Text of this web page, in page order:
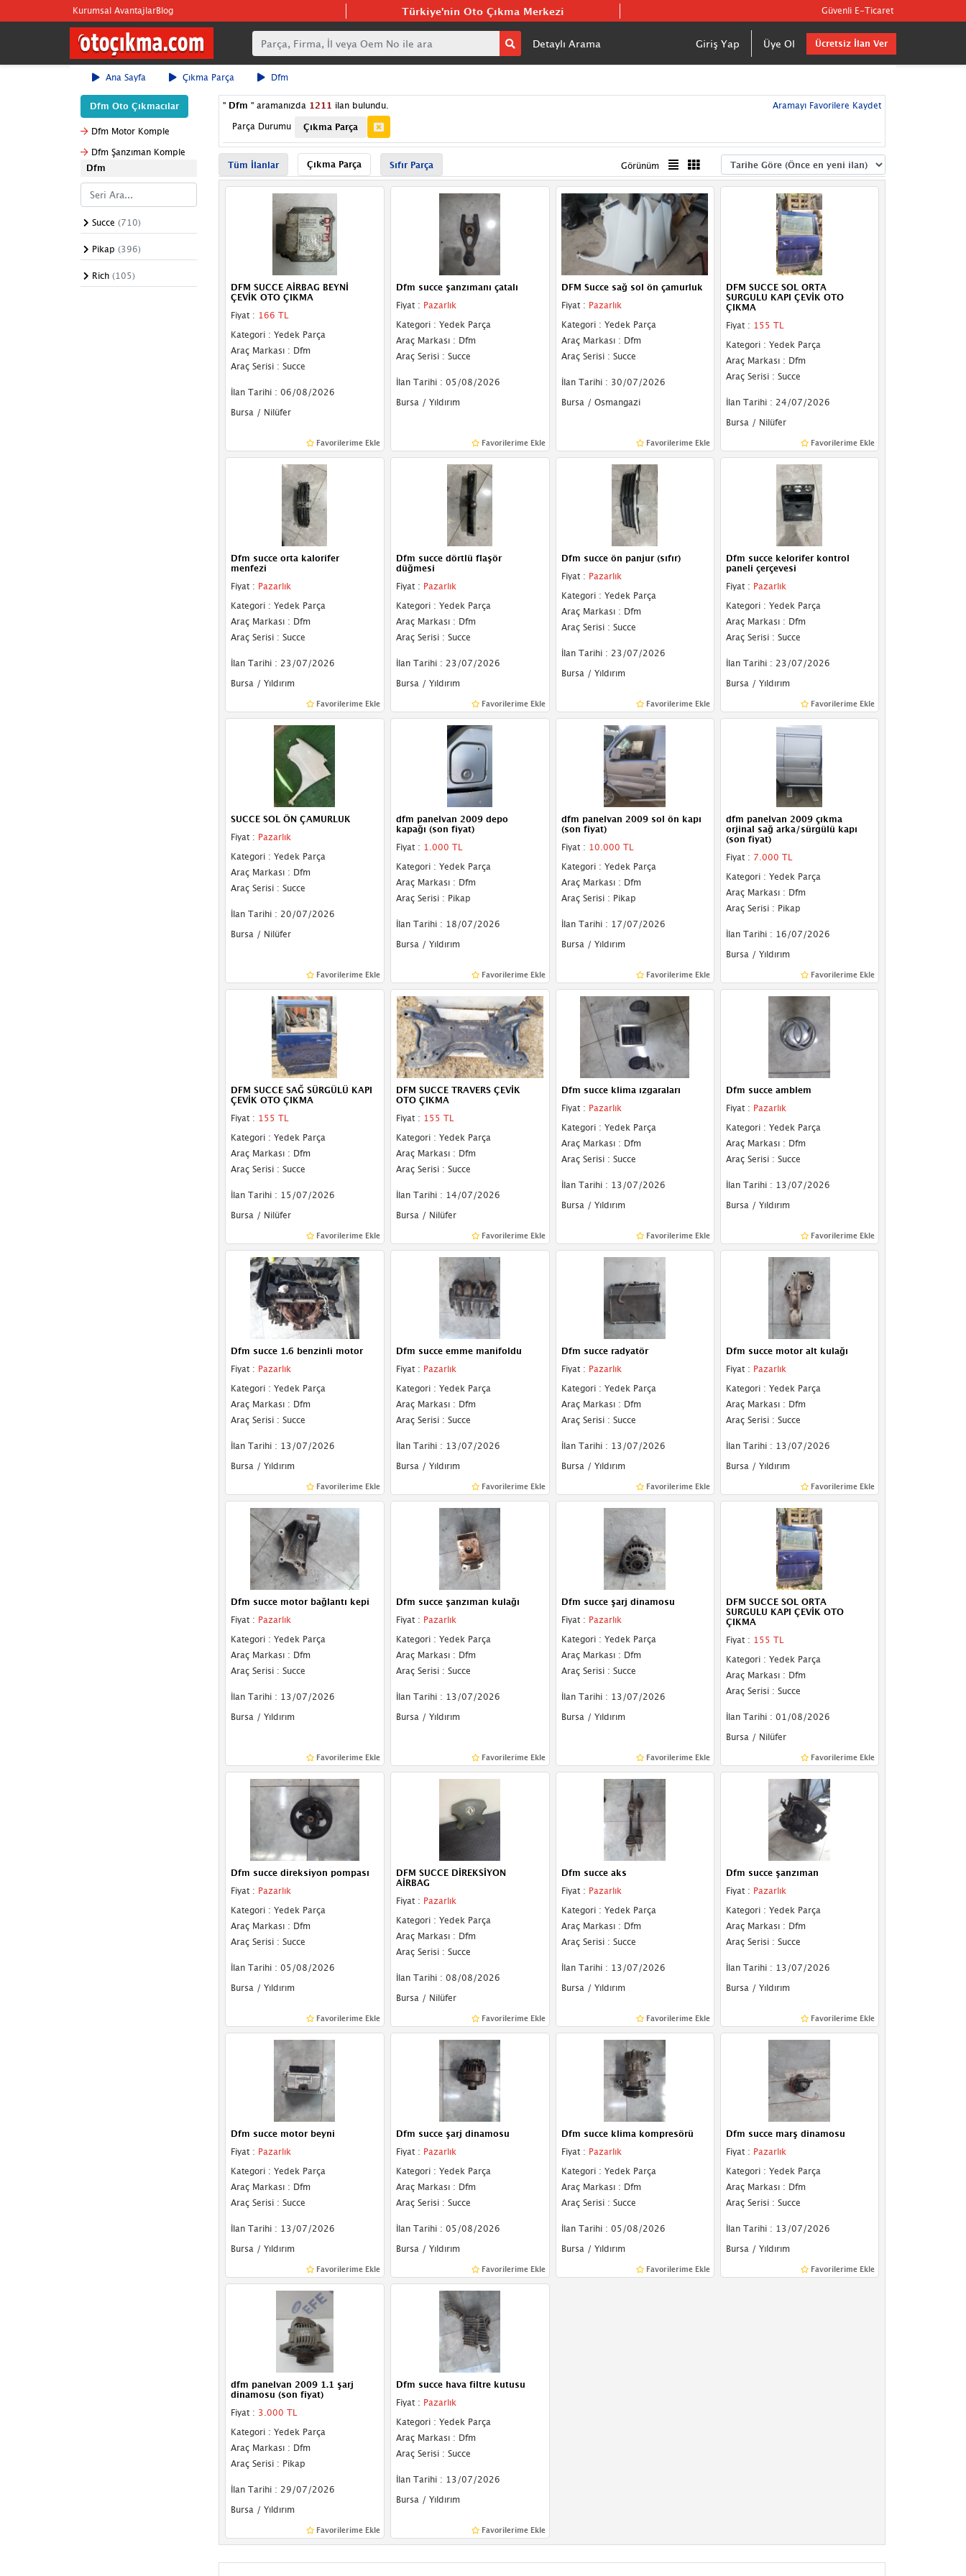
Kurumsal AvantajlarBlog Türkiye'nin Oto Çıkma Merkezi Güvenli E-Ticaret
Detaylı Arama Giriş Yap Üye Ol Ücretsiz İlan Ver
Ana Sayfa Çıkma Parça Dfm
Dfm Oto Çıkmacılar
Dfm Motor Komple
Dfm Şanzıman Komple
Dfm
Succe (710)
Pikap (396)
Rich (105)
" Dfm " aramanızda 1211 ilan bulundu.
Aramayı Favorilere Kaydet
Parça Durumu
Çıkma Parça
Tüm İlanlar Çıkma Parça Sıfır Parça Görünüm
DFM SUCCE AİRBAG BEYNİ
ÇEVİK OTO ÇIKMA
Fiyat : 166 TL
Kategori : Yedek Parça
Araç Markası : Dfm
Araç Serisi : Succe
İlan Tarihi : 06/08/2026
Bursa / Nilüfer
Favorilerime Ekle
Dfm succe şanzımanı çatalı
Fiyat : Pazarlık
Kategori : Yedek Parça
Araç Markası : Dfm
Araç Serisi : Succe
İlan Tarihi : 05/08/2026
Bursa / Yıldırım
Favorilerime Ekle
DFM Succe sağ sol ön çamurluk
Fiyat : Pazarlık
Kategori : Yedek Parça
Araç Markası : Dfm
Araç Serisi : Succe
İlan Tarihi : 30/07/2026
Bursa / Osmangazi
Favorilerime Ekle
DFM SUCCE SOL ORTA
SURGULU KAPI ÇEVİK OTO
ÇIKMA
Fiyat : 155 TL
Kategori : Yedek Parça
Araç Markası : Dfm
Araç Serisi : Succe
İlan Tarihi : 24/07/2026
Bursa / Nilüfer
Favorilerime Ekle
Dfm succe orta kalorifer
menfezi
Fiyat : Pazarlık
Kategori : Yedek Parça
Araç Markası : Dfm
Araç Serisi : Succe
İlan Tarihi : 23/07/2026
Bursa / Yıldırım
Favorilerime Ekle
Dfm succe dörtlü flaşör
düğmesi
Fiyat : Pazarlık
Kategori : Yedek Parça
Araç Markası : Dfm
Araç Serisi : Succe
İlan Tarihi : 23/07/2026
Bursa / Yıldırım
Favorilerime Ekle
Dfm succe ön panjur (sıfır)
Fiyat : Pazarlık
Kategori : Yedek Parça
Araç Markası : Dfm
Araç Serisi : Succe
İlan Tarihi : 23/07/2026
Bursa / Yıldırım
Favorilerime Ekle
Dfm succe kelorifer kontrol
paneli çerçevesi
Fiyat : Pazarlık
Kategori : Yedek Parça
Araç Markası : Dfm
Araç Serisi : Succe
İlan Tarihi : 23/07/2026
Bursa / Yıldırım
Favorilerime Ekle
SUCCE SOL ÖN ÇAMURLUK
Fiyat : Pazarlık
Kategori : Yedek Parça
Araç Markası : Dfm
Araç Serisi : Succe
İlan Tarihi : 20/07/2026
Bursa / Nilüfer
Favorilerime Ekle
dfm panelvan 2009 depo
kapağı (son fiyat)
Fiyat : 1.000 TL
Kategori : Yedek Parça
Araç Markası : Dfm
Araç Serisi : Pikap
İlan Tarihi : 18/07/2026
Bursa / Yıldırım
Favorilerime Ekle
dfm panelvan 2009 sol ön kapı
(son fiyat)
Fiyat : 10.000 TL
Kategori : Yedek Parça
Araç Markası : Dfm
Araç Serisi : Pikap
İlan Tarihi : 17/07/2026
Bursa / Yıldırım
Favorilerime Ekle
dfm panelvan 2009 çıkma
orjinal sağ arka/sürgülü kapı
(son fiyat)
Fiyat : 7.000 TL
Kategori : Yedek Parça
Araç Markası : Dfm
Araç Serisi : Pikap
İlan Tarihi : 16/07/2026
Bursa / Yıldırım
Favorilerime Ekle
DFM SUCCE SAĞ SÜRGÜLÜ KAPI
ÇEVİK OTO ÇIKMA
Fiyat : 155 TL
Kategori : Yedek Parça
Araç Markası : Dfm
Araç Serisi : Succe
İlan Tarihi : 15/07/2026
Bursa / Nilüfer
Favorilerime Ekle
DFM SUCCE TRAVERS ÇEVİK
OTO ÇIKMA
Fiyat : 155 TL
Kategori : Yedek Parça
Araç Markası : Dfm
Araç Serisi : Succe
İlan Tarihi : 14/07/2026
Bursa / Nilüfer
Favorilerime Ekle
Dfm succe klima ızgaraları
Fiyat : Pazarlık
Kategori : Yedek Parça
Araç Markası : Dfm
Araç Serisi : Succe
İlan Tarihi : 13/07/2026
Bursa / Yıldırım
Favorilerime Ekle
Dfm succe amblem
Fiyat : Pazarlık
Kategori : Yedek Parça
Araç Markası : Dfm
Araç Serisi : Succe
İlan Tarihi : 13/07/2026
Bursa / Yıldırım
Favorilerime Ekle
Dfm succe 1.6 benzinli motor
Fiyat : Pazarlık
Kategori : Yedek Parça
Araç Markası : Dfm
Araç Serisi : Succe
İlan Tarihi : 13/07/2026
Bursa / Yıldırım
Favorilerime Ekle
Dfm succe emme manifoldu
Fiyat : Pazarlık
Kategori : Yedek Parça
Araç Markası : Dfm
Araç Serisi : Succe
İlan Tarihi : 13/07/2026
Bursa / Yıldırım
Favorilerime Ekle
Dfm succe radyatör
Fiyat : Pazarlık
Kategori : Yedek Parça
Araç Markası : Dfm
Araç Serisi : Succe
İlan Tarihi : 13/07/2026
Bursa / Yıldırım
Favorilerime Ekle
Dfm succe motor alt kulağı
Fiyat : Pazarlık
Kategori : Yedek Parça
Araç Markası : Dfm
Araç Serisi : Succe
İlan Tarihi : 13/07/2026
Bursa / Yıldırım
Favorilerime Ekle
Dfm succe motor bağlantı kepi
Fiyat : Pazarlık
Kategori : Yedek Parça
Araç Markası : Dfm
Araç Serisi : Succe
İlan Tarihi : 13/07/2026
Bursa / Yıldırım
Favorilerime Ekle
Dfm succe şanzıman kulağı
Fiyat : Pazarlık
Kategori : Yedek Parça
Araç Markası : Dfm
Araç Serisi : Succe
İlan Tarihi : 13/07/2026
Bursa / Yıldırım
Favorilerime Ekle
Dfm succe şarj dinamosu
Fiyat : Pazarlık
Kategori : Yedek Parça
Araç Markası : Dfm
Araç Serisi : Succe
İlan Tarihi : 13/07/2026
Bursa / Yıldırım
Favorilerime Ekle
DFM SUCCE SOL ORTA
SURGULU KAPI ÇEVİK OTO
ÇIKMA
Fiyat : 155 TL
Kategori : Yedek Parça
Araç Markası : Dfm
Araç Serisi : Succe
İlan Tarihi : 01/08/2026
Bursa / Nilüfer
Favorilerime Ekle
Dfm succe direksiyon pompası
Fiyat : Pazarlık
Kategori : Yedek Parça
Araç Markası : Dfm
Araç Serisi : Succe
İlan Tarihi : 05/08/2026
Bursa / Yıldırım
Favorilerime Ekle
DFM SUCCE DİREKSİYON
AİRBAG
Fiyat : Pazarlık
Kategori : Yedek Parça
Araç Markası : Dfm
Araç Serisi : Succe
İlan Tarihi : 08/08/2026
Bursa / Nilüfer
Favorilerime Ekle
Dfm succe aks
Fiyat : Pazarlık
Kategori : Yedek Parça
Araç Markası : Dfm
Araç Serisi : Succe
İlan Tarihi : 13/07/2026
Bursa / Yıldırım
Favorilerime Ekle
Dfm succe şanzıman
Fiyat : Pazarlık
Kategori : Yedek Parça
Araç Markası : Dfm
Araç Serisi : Succe
İlan Tarihi : 13/07/2026
Bursa / Yıldırım
Favorilerime Ekle
Dfm succe motor beyni
Fiyat : Pazarlık
Kategori : Yedek Parça
Araç Markası : Dfm
Araç Serisi : Succe
İlan Tarihi : 13/07/2026
Bursa / Yıldırım
Favorilerime Ekle
Dfm succe şarj dinamosu
Fiyat : Pazarlık
Kategori : Yedek Parça
Araç Markası : Dfm
Araç Serisi : Succe
İlan Tarihi : 05/08/2026
Bursa / Yıldırım
Favorilerime Ekle
Dfm succe klima kompresörü
Fiyat : Pazarlık
Kategori : Yedek Parça
Araç Markası : Dfm
Araç Serisi : Succe
İlan Tarihi : 05/08/2026
Bursa / Yıldırım
Favorilerime Ekle
Dfm succe marş dinamosu
Fiyat : Pazarlık
Kategori : Yedek Parça
Araç Markası : Dfm
Araç Serisi : Succe
İlan Tarihi : 13/07/2026
Bursa / Yıldırım
Favorilerime Ekle
dfm panelvan 2009 1.1 şarj
dinamosu (son fiyat)
Fiyat : 3.000 TL
Kategori : Yedek Parça
Araç Markası : Dfm
Araç Serisi : Pikap
İlan Tarihi : 29/07/2026
Bursa / Yıldırım
Favorilerime Ekle
Dfm succe hava filtre kutusu
Fiyat : Pazarlık
Kategori : Yedek Parça
Araç Markası : Dfm
Araç Serisi : Succe
İlan Tarihi : 13/07/2026
Bursa / Yıldırım
Favorilerime Ekle